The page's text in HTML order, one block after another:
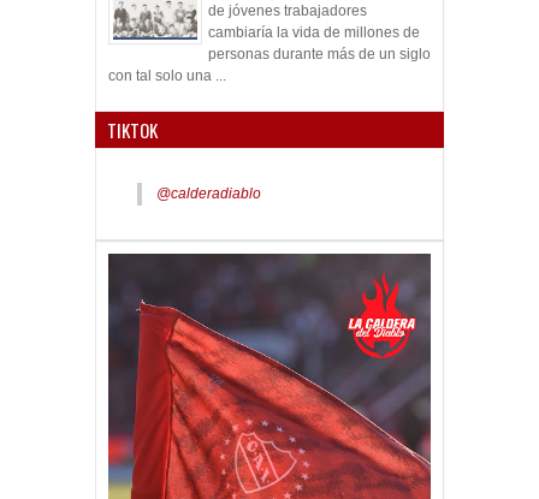
de jóvenes trabajadores
cambiaría la vida de millones de
personas durante más de un siglo
con tal solo una ...
TIKTOK
@calderadiablo